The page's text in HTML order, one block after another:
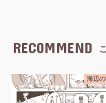
RECOMMEND
海辺